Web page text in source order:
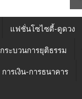
แฟชั่นโซไซตี้-ดูดวง
กระบวนการยุติธรรม
การเงิน-การธนาคาร